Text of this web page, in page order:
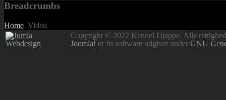
Breadcrumbs
Home Video
Copyright © 2022 Kennel Djappe. Alle
Joomla! er fri software udgivet under GNU